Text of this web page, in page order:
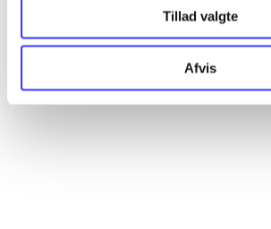
Tillad valgte
Afvis
Artikler
Alle registrerede artikler fordelt på